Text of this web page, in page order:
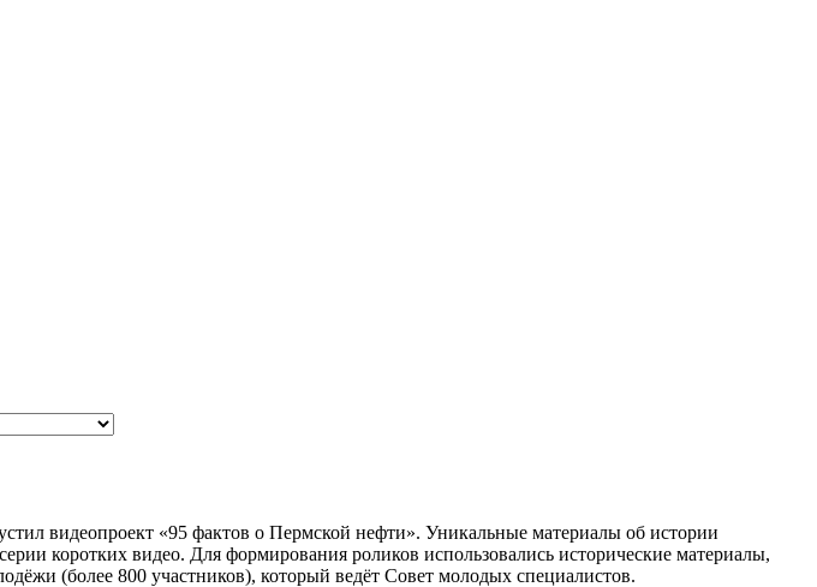
видеопроект «95 фактов о Пермской нефти». Уникальные материалы об истории
коротких видео. Для формирования роликов использовались исторические материалы,
(более 800 участников), который ведёт Совет молодых специалистов.